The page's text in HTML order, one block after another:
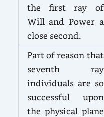
the first ray of
Will and Power a
close second.
Part of reason that
seventh ray
individuals are so
successful upon
the physical plane